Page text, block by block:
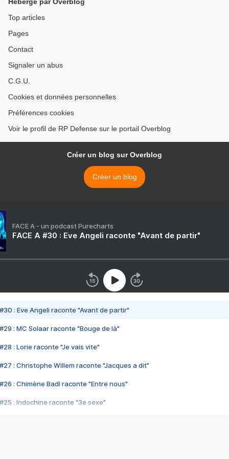
Top articles
Pages
Contact
Signaler un abus
C.G.U.
Cookies et données personnelles
Préférences cookies
Voir le profil de RP Defense sur le portail Overblog
Créer un blog sur Overblog
Créer un blog
FACE A - un podcast Purecharts
FACE A #30 : Eve Angeli raconte "Avant de partir"
#30 : Eve Angeli raconte "Avant de partir"
#29 : MC Solaar raconte "Bouge de là"
#28 : Lorie raconte "Je vais vite"
#27 : Christophe Willem raconte "Jacques a dit"
#26 : Chimène Badi raconte "Entre nous"
#25 : Indochine raconte "3e sexe"